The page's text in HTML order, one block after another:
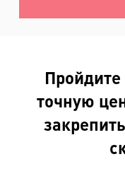
Пройдите
точную